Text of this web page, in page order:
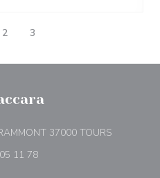
2 3
37000 TOURS((opens in
11 78